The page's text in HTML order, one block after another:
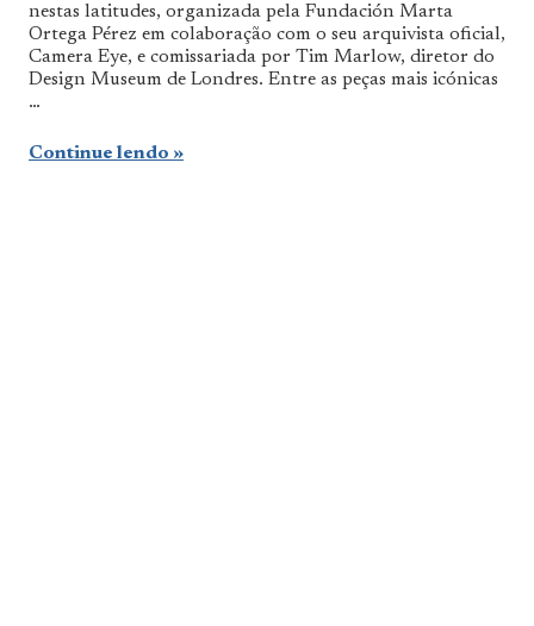
nestas latitudes, organizada pela Fundación Marta
Ortega Pérez em colaboração com o seu arquivista oficial,
Camera Eye, e comissariada por Tim Marlow, diretor do
Design Museum de Londres. Entre as peças mais icónicas
…
Continue lendo